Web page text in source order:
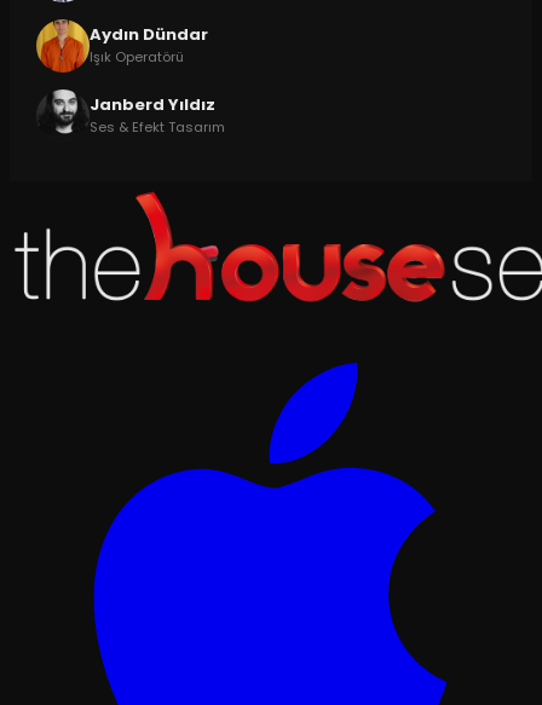
Aydın Dündar
Işık Operatörü
Janberd Yıldız
Ses & Efekt Tasarım